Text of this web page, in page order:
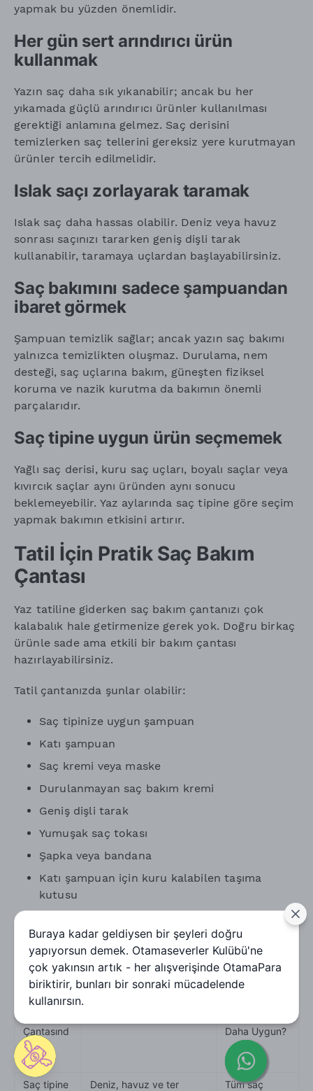
yapmak bu yüzden önemlidir.
Her gün sert arındırıcı ürün
kullanmak
Yazın saç daha sık yıkanabilir; ancak bu her
yıkamada güçlü arındırıcı ürünler kullanılması
gerektiği anlamına gelmez. Saç derisini
temizlerken saç tellerini gereksiz yere kurutmayan
ürünler tercih edilmelidir.
Islak saçı zorlayarak taramak
Islak saç daha hassas olabilir. Deniz veya havuz
sonrası saçınızı tararken geniş dişli tarak
kullanabilir, taramaya uçlardan başlayabilirsiniz.
Saç bakımını sadece şampuandan
ibaret görmek
Şampuan temizlik sağlar; ancak yazın saç bakımı
yalnızca temizlikten oluşmaz. Durulama, nem
desteği, saç uçlarına bakım, güneşten fiziksel
koruma ve nazik kurutma da bakımın önemli
parçalarıdır.
Saç tipine uygun ürün seçmemek
Yağlı saç derisi, kuru saç uçları, boyalı saçlar veya
kıvırcık saçlar aynı üründen aynı sonucu
beklemeyebilir. Yaz aylarında saç tipine göre seçim
yapmak bakımın etkisini artırır.
Tatil İçin Pratik Saç Bakım
Çantası
Yaz tatiline giderken saç bakım çantanızı çok
kalabalık hale getirmenize gerek yok. Doğru birkaç
ürünle sade ama etkili bir bakım çantası
hazırlayabilirsiniz.
Tatil çantanızda şunlar olabilir:
Saç tipinize uygun şampuan
Katı şampuan
Saç kremi veya maske
Durulanmayan saç bakım kremi
Geniş dişli tarak
Yumuşak saç tokası
Şapka veya bandana
Katı şampuan için kuru kalabilen taşıma
kutusu
Mikrofiber havlu veya yumuşak pamuklu bez
Yaz aylarında genel bakım önerilerini merak
ediyorsanız Yaz Aylarında Kişisel Bakım Nasıl
Olmalı? başlıklı yazımıza da göz atabilirsiniz.
Çantasınd
a Ne
Olmalı?
Daha Uygun?
Saç tipine Deniz, havuz ve ter Tüm saç
Buraya kadar geldiysen bir şeyleri doğru
yapıyorsun demek. Otamaseverler Kulübü'ne
çok yakınsın artık - her alışverişinde OtamaPara
biriktirir, bunları bir sonraki mücadelende
kullanırsın.